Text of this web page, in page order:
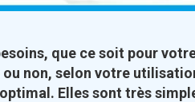
que ce soit pour
non, selon votre
Elles sont très